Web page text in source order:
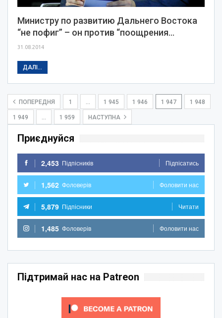
Министру по развитию Дальнего Востока
“не пофиг” – он против “поощрения…
31.08.2014
ДАЛІ...
ПОПЕРЕДНЯ 1 1 945 1 946 1 947 1 948
1 949 1 959 НАСТУПНА
Приєднуйся
2,453 Підпісників Підпісатись
1,562 Фоловерів Фоловити нас
5,879 Підпісники Читати
1,485 Фоловерів Фоловити нас
Підтримай нас на Patreon